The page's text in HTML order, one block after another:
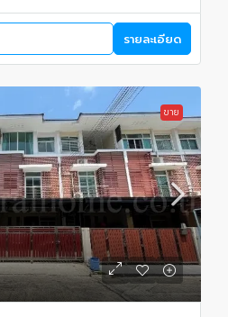
รายละเอียด
ขาย